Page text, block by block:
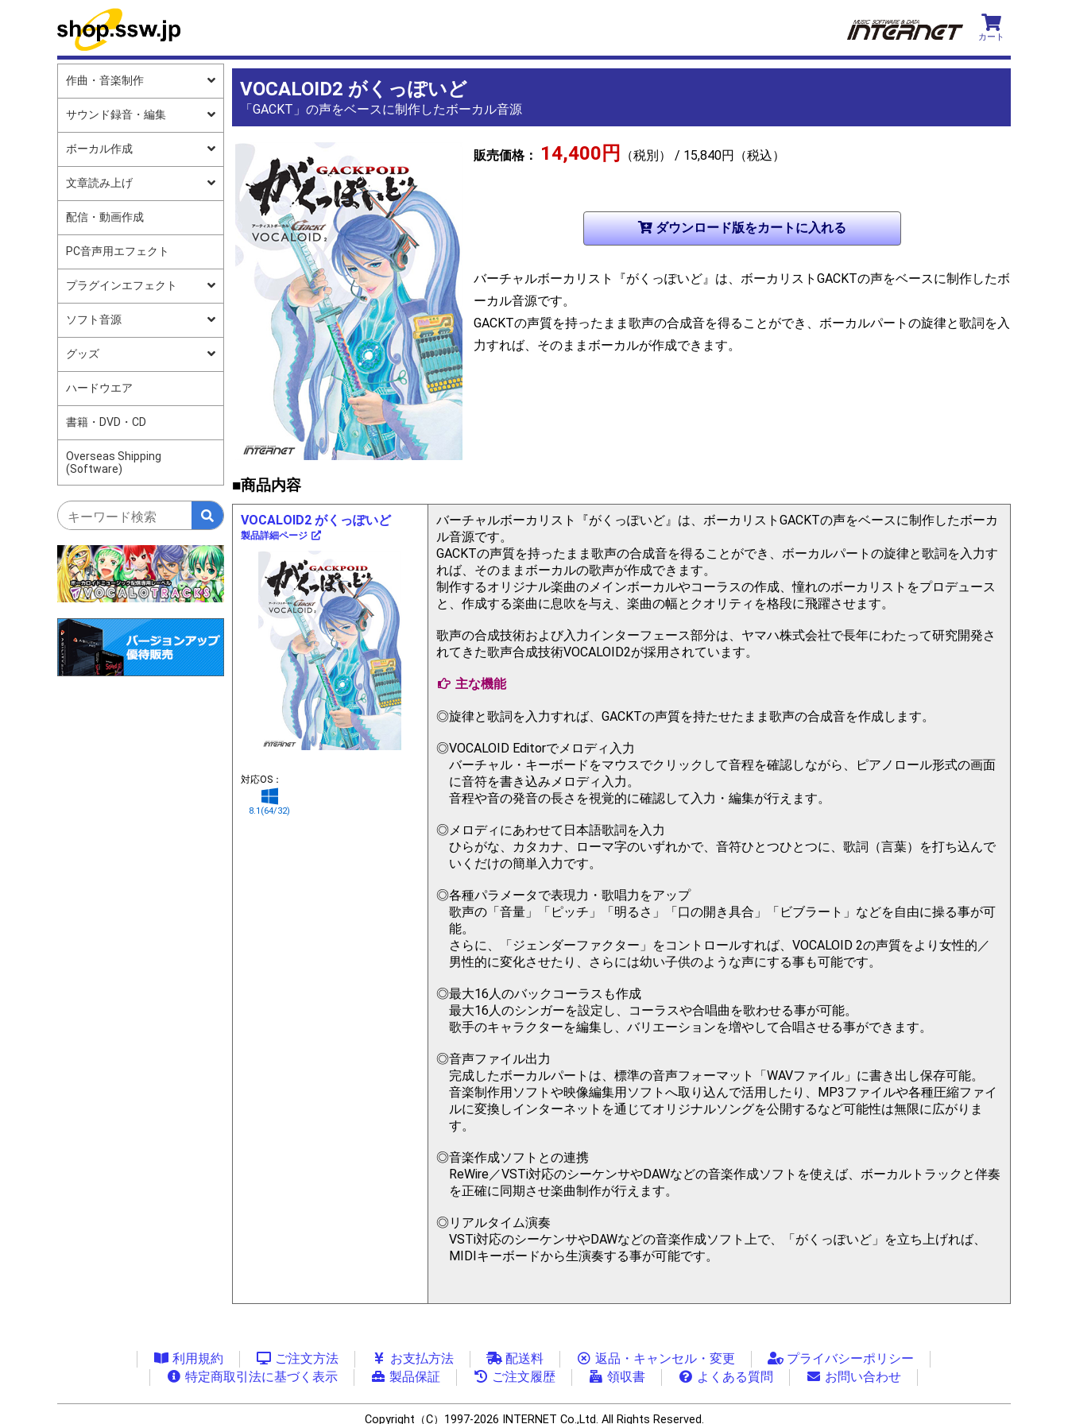
カート
作曲・音楽制作
サウンド録音・編集
ボーカル作成
文章読み上げ
配信・動画作成
PC音声用エフェクト
プラグインエフェクト
ソフト音源
グッズ
ハードウエア
書籍・DVD・CD
Overseas Shipping
(Software)
VOCALOID2 がくっぽいど
「GACKT」の声をベースに制作したボーカル音源
販売価格： 14,400円 （税別） / 15,840円（税込）
バーチャルボーカリスト『がくっぽいど』は、ボーカリストGACKTの声をベースに制作したボ
ーカル音源です。
GACKTの声質を持ったまま歌声の合成音を得ることができ、ボーカルパートの旋律と歌詞を入
力すれば、そのままボーカルが作成できます。
■商品内容
VOCALOID2 がくっぽいど
製品詳細ページ
対応OS：
8.1(64/32)
バーチャルボーカリスト『がくっぽいど』は、ボーカリストGACKTの声をベースに制作したボーカ
ル音源です。
GACKTの声質を持ったまま歌声の合成音を得ることができ、ボーカルパートの旋律と歌詞を入力す
れば、そのままボーカルの歌声が作成できます。
制作するオリジナル楽曲のメインボーカルやコーラスの作成、憧れのボーカリストをプロデュース
と、作成する楽曲に息吹を与え、楽曲の幅とクオリティを格段に飛躍させます。
歌声の合成技術および入力インターフェース部分は、ヤマハ株式会社で長年にわたって研究開発さ
れてきた歌声合成技術VOCALOID2が採用されています。
主な機能
旋律と歌詞を入力すれば、GACKTの声質を持たせたまま歌声の合成音を作成します。
VOCALOID Editorでメロディ入力
バーチャル・キーボードをマウスでクリックして音程を確認しながら、ピアノロール形式の画面
に音符を書き込みメロディ入力。
音程や音の発音の長さを視覚的に確認して入力・編集が行えます。
メロディにあわせて日本語歌詞を入力
ひらがな、カタカナ、ローマ字のいずれかで、音符ひとつひとつに、歌詞（言葉）を打ち込んで
いくだけの簡単入力です。
各種パラメータで表現力・歌唱力をアップ
歌声の「音量」「ピッチ」「明るさ」「口の開き具合」「ビブラート」などを自由に操る事が可
能。
さらに、「ジェンダーファクター」をコントロールすれば、VOCALOID 2の声質をより女性的／
男性的に変化させたり、さらには幼い子供のような声にする事も可能です。
最大16人のバックコーラスも作成
最大16人のシンガーを設定し、コーラスや合唱曲を歌わせる事が可能。
歌手のキャラクターを編集し、バリエーションを増やして合唱させる事ができます。
音声ファイル出力
完成したボーカルパートは、標準の音声フォーマット「WAVファイル」に書き出し保存可能。
音楽制作用ソフトや映像編集用ソフトへ取り込んで活用したり、MP3ファイルや各種圧縮ファイ
ルに変換しインターネットを通じてオリジナルソングを公開するなど可能性は無限に広がりま
す。
音楽作成ソフトとの連携
ReWire／VSTi対応のシーケンサやDAWなどの音楽作成ソフトを使えば、ボーカルトラックと伴奏
を正確に同期させ楽曲制作が行えます。
リアルタイム演奏
VSTi対応のシーケンサやDAWなどの音楽作成ソフト上で、「がくっぽいど」を立ち上げれば、
MIDIキーボードから生演奏する事が可能です。
利用規約 ご注文方法 お支払方法 配送料 返品・キャンセル・変更
プライバシーポリシー
特定商取引法に基づく表示
製品保証 ご注文履歴 領収書 よくある質問 お問い合わせ
Copyright（C）1997-2026 INTERNET Co.,Ltd. All Rights Reserved.